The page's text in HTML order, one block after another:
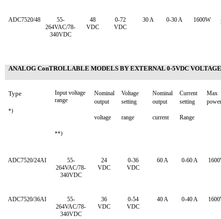
ADC7520/48
55-
264VAC/78-
340VDC
48
VDC
0-72
VDC
30 A 0-30 A 1600W
ANALOG ConTROLLABLE MODELS BY EXTERNAL 0-5VDC VOLTAGE
Type
*)
Input voltage
range
**)
Nominal
output
voltage
Voltage
setting
range
Nominal
output
current
Current
setting
Range
Max
power
ADC7520/24AI
55-
264VAC/78-
340VDC
24
VDC
0-36
VDC
60 A 0-60 A
ADC7520/36AI
55-
264VAC/78-
340VDC
36
VDC
0-54
VDC
40 A 0-40 A